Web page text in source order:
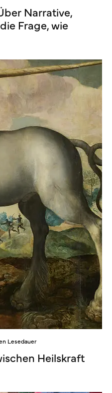
Narrative,
Frage, wie
Lesedauer
Heilskraft